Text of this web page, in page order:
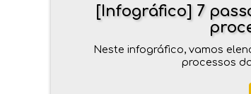
[Infográfico] 7
Neste infográfico, vamos
processos